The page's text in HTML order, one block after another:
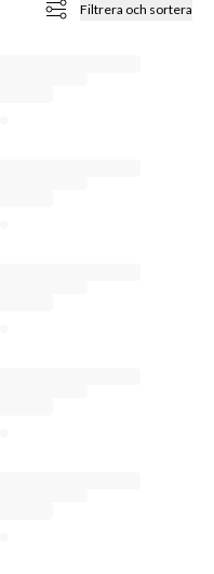
Filtrera och sortera